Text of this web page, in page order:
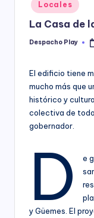
y
in
Locales
La Casa de
Posted
Despacho Play
El edificio tiene
mucho más que
histórico y
colectiva de
gobernador.
D
e
y Güemes. El